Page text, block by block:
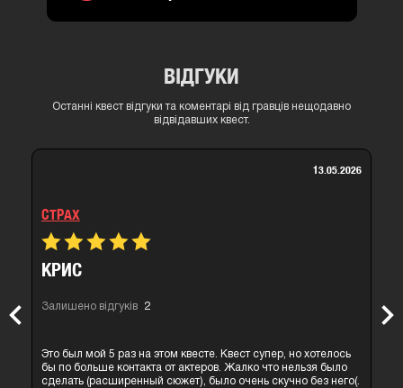
ВІДГУКИ
Останні квест відгуки та коментарі від гравців нещодавно
відвідавших квест.
Previous
СТРАХ
КРИС
Залишено відгуків 2
13.05.2026
Это был мой 5 раз на этом квесте. Квест супер, но хотелось
бы по больше контакта от актеров. Жалко что нельзя было
сделать (расширенный сюжет), было очень скучно без него(.